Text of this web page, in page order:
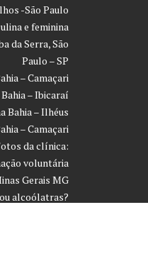
-São Paulo
e feminina
da Serra, São
Paulo – SP
– Camaçari
– Ibicaraí
Bahia – Ilhéus
– Camaçari
da clínica:
voluntária
Gerais MG
alcoólatras?